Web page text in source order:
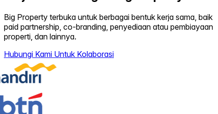
Big Property terbuka untuk berbagai bentuk kerja sama, baik
paid partnership, co-branding, penyediaan atau pembiayaan
properti, dan lainnya.
Hubungi Kami Untuk Kolaborasi